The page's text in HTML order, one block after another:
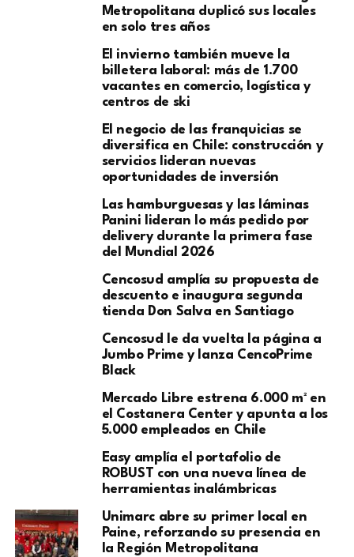
Metropolitana duplicó sus locales
en solo tres años
El invierno también mueve la
billetera laboral: más de 1.700
vacantes en comercio, logística y
centros de ski
El negocio de las franquicias se
diversifica en Chile: construcción y
servicios lideran nuevas
oportunidades de inversión
Las hamburguesas y las láminas
Panini lideran lo más pedido por
delivery durante la primera fase
del Mundial 2026
Cencosud amplía su propuesta de
descuento e inaugura segunda
tienda Don Salva en Santiago
Cencosud le da vuelta la página a
Jumbo Prime y lanza CencoPrime
Black
Mercado Libre estrena 6.000 m² en
el Costanera Center y apunta a los
5.000 empleados en Chile
Easy amplía el portafolio de
ROBUST con una nueva línea de
herramientas inalámbricas
Unimarc abre su primer local en
Paine, reforzando su presencia en
la Región Metropolitana